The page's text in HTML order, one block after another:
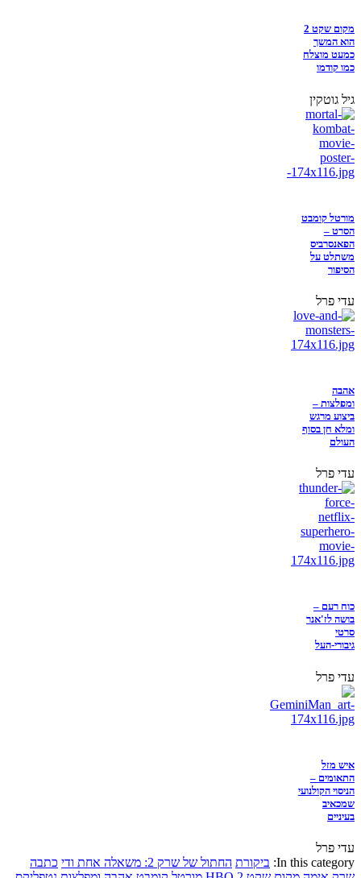
מקום שקט 2
הוא המשך
כמעט מוצלח
כמו קודמו
גיל גוטקין
מורטל קומבט
הסרט –
הפאנסרביס
משתלט על
הסיפור
עדי פרל
אהבה
ומפלצות –
ביצוע מרגש
ומלא חן בסוף
העולם
עדי פרל
כוח רעם –
בושה לז'אנר
סרטי
גיבורי-העל
עדי פרל
איש מזל
התאומים –
הניסוי הקולנועי
שמכאיב
בעיניים
עדי פרל
In this category: ביקורת החתול של שרק 2: משאלה אחת ודי
כתבה